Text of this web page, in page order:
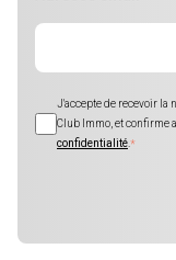
J'accepte de recevoir la
Club Immo, et confirme
confidentialité*